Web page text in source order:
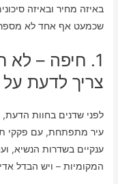
באיזה מחיר ובאיזה
שכמעט אף אחד לא
1. חיפה – לא
צריך לדעת
לפני שדנים בחוות
עיר מתפתחת, עם פקקי
ענקיים בשדרות הנשיא,
המקומיות – ויש הבדל